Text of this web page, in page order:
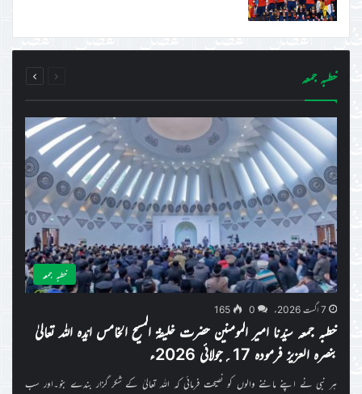
خطبہ جمعہ
Next
خطبہ جمعہ
7 اگست 2026ء 0
165
خطبہ جمعہ سیّدنا امیر المومنین حضرت خلیفۃ المسیح الخامس ایّدہ اللہ تعالیٰ
بنصرہ العزیز فرمودہ 17؍جولائی 2026ء
ہر نبی نے اپنے ماننے والوں کو نصیحت فرمائی کہ اللہ تعالیٰ کے شکر گزار بندے بنو۔اور سب